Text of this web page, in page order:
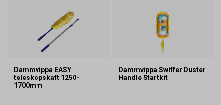
Dammvippa EASY
teleskopskaft 1250-
1700mm
Dammvippa Swiffer Duster
Handle Startkit